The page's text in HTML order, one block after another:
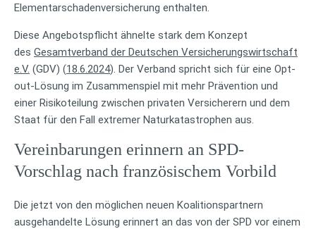
Elementarschadenversicherung enthalten.
Diese Angebotspflicht ähnelte stark dem Konzept
des Gesamtverband der Deutschen Versicherungswirtschaft
e.V. (GDV) (18.6.2024). Der Verband spricht sich für eine Opt-
out-Lösung im Zusammenspiel mit mehr Prävention und
einer Risikoteilung zwischen privaten Versicherern und dem
Staat für den Fall extremer Naturkatastrophen aus.
Vereinbarungen erinnern an SPD-
Vorschlag nach französischem Vorbild
Die jetzt von den möglichen neuen Koalitionspartnern
ausgehandelte Lösung erinnert an das von der SPD vor einem